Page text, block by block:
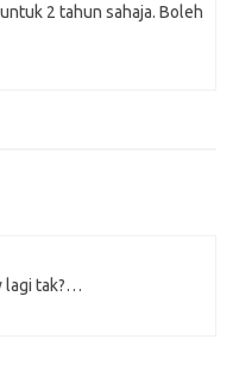
2 tahun sahaja. Boleh
lagi tak?…